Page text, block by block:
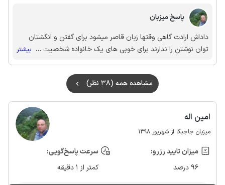
پاسخ میزبان
داداش ارادت گاهی وقتها زبان قاصر میشود برای گفتن و انگشتان
توان نوشتن را ندارند برای خوبی های یک خانواده شخصیت و اصالت
با افراد با شخصیتی مثل شما به امید هزاران دیدار مجدد داداش
... بیشتر
مشاهده همه (38 نظر)
امین اله
میزبان جاجیگا از شهریور 1398
میزان تایید رزرو:
96 درصد
سرعت پاسخ‌گویی:
کمتر از 1 دقیقه